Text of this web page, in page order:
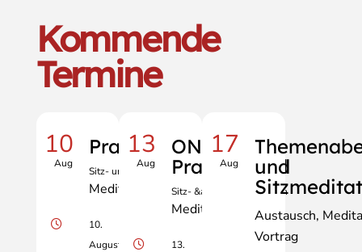
Kommende
Termine
10
Aug
Praxisabend
Sitz- und Gehmeditation
Meditation
10.
August
13
Aug
ONLINE
Praxisabend
Sitz- &amp; Gehmeditation
Meditation
13.
17
Aug
und
Austausch
Vortrag